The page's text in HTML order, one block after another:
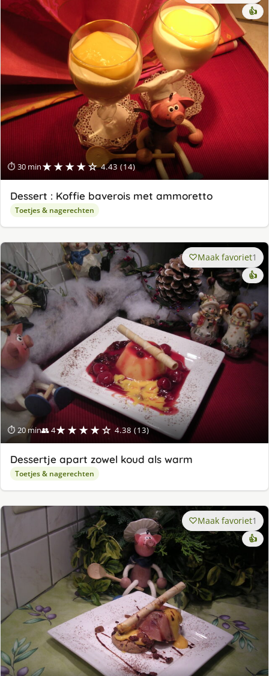
⏱ 30 min★★★★☆ 4.43 (14)
👍
Dessert : Koffie baverois met ammoretto
Toetjes & nagerechten
⏱ 20 min👥 4★★★★☆ 4.38 (13)
Maak favoriet1
👍
Dessertje apart zowel koud als warm
Toetjes & nagerechten
Maak favoriet1
👍